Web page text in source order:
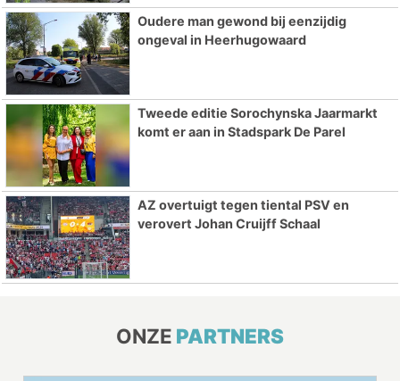
Oudere man gewond bij eenzijdig
ongeval in Heerhugowaard
Tweede editie Sorochynska Jaarmarkt
komt er aan in Stadspark De Parel
AZ overtuigt tegen tiental PSV en
verovert Johan Cruijff Schaal
ONZE PARTNERS